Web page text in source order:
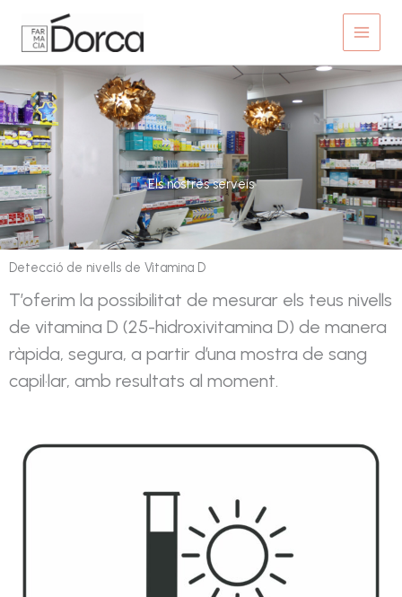
contingut
Els nostres serveis
Detecció de nivells de Vitamina D
T’oferim la possibilitat de mesurar els teus nivells
de vitamina D (25-hidroxivitamina D) de manera
ràpida, segura, a partir d’una mostra de sang
capil·lar, amb resultats al moment.